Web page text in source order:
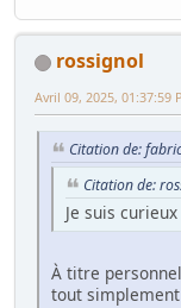
rossignol
Avril 09, 2025, 01:37:59
Citation de:
Citation de:
Je suis
À titre
tout